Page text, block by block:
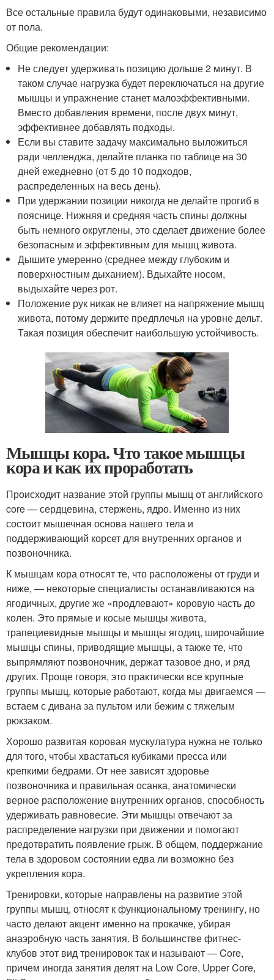
Все остальные правила будут одинаковыми, независимо
от пола.
Общие рекомендации:
Не следует удерживать позицию дольше 2 минут. В
таком случае нагрузка будет переключаться на другие
мышцы и упражнение станет малоэффективными.
Вместо добавления времени, после двух минут,
эффективнее добавлять подходы.
Если вы ставите задачу максимально выложиться
ради челленджа, делайте планка по таблице на 30
дней ежедневно (от 5 до 10 подходов,
распределенных на весь день).
При удержании позиции никогда не делайте прогиб в
пояснице. Нижняя и средняя часть спины должны
быть немного округлены, это сделает движение более
безопасным и эффективным для мышц живота.
Дышите умеренно (среднее между глубоким и
поверхностным дыханием). Вдыхайте носом,
выдыхайте через рот.
Положение рук никак не влияет на напряжение мышц
живота, потому держите предплечья на уровне дельт.
Такая позиция обеспечит наибольшую устойчивость.
Мышцы кора. Что такое мышцы
кора и как их проработать
Происходит название этой группы мышц от английского
core — сердцевина, стержень, ядро. Именно из них
состоит мышечная основа нашего тела и
поддерживающий корсет для внутренних органов и
позвоночника.
К мышцам кора относят те, что расположены от груди и
ниже, — некоторые специалисты останавливаются на
ягодичных, другие же «продлевают» коровую часть до
колен. Это прямые и косые мышцы живота,
трапециевидные мышцы и мышцы ягодиц, широчайшие
мышцы спины, приводящие мышцы, а также те, что
выпрямляют позвоночник, держат тазовое дно, и ряд
других. Проще говоря, это практически все крупные
группы мышц, которые работают, когда мы двигаемся —
встаем с дивана за пультом или бежим с тяжелым
рюкзаком.
Хорошо развитая коровая мускулатура нужна не только
для того, чтобы хвастаться кубиками пресса или
крепкими бедрами. От нее зависят здоровье
позвоночника и правильная осанка, анатомически
верное расположение внутренних органов, способность
удерживать равновесие. Эти мышцы отвечают за
распределение нагрузки при движении и помогают
предотвратить появление грыж. В общем, поддержание
тела в здоровом состоянии едва ли возможно без
укрепления кора.
Тренировки, которые направлены на развитие этой
группы мышц, относят к функциональному тренингу, но
часто делают акцент именно на прокачке, убирая
анаэробную часть занятия. В большинстве фитнес-
клубов этот вид тренировок так и называют — Core,
причем иногда занятия делят на Low Core, Upper Core,